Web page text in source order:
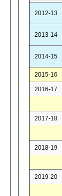
2012-13
2013-14
2014-15
2015-16
2016-17
2017-18
2018-19
2019-20